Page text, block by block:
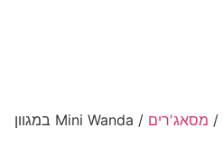
/ מסאג'רים
/ Mini Wanda במגוון